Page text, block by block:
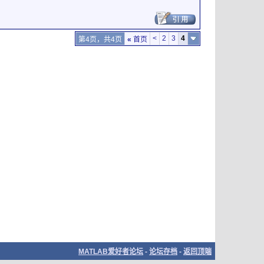
第4页，共4页 « 首页 < 2 3 4
MATLAB爱好者论坛 - 论坛存档 - 返回顶端